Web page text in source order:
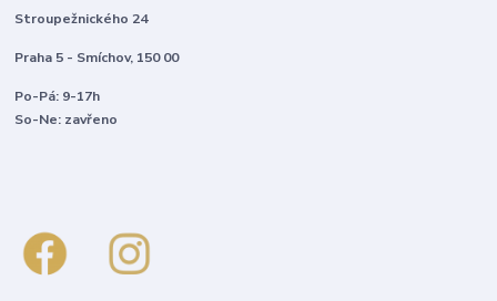
Stroupežnického 24
Praha 5 - Smíchov, 150 00
Po-Pá: 9-17h
So-Ne: zavřeno